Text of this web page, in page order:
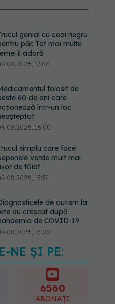
genial cu ceai negru
păr. Tot mai multe
îl adoră
17:00
folosit de
60 de ani care
într-un loc
16:00
simplu care face
verde mult mai
de tăiat
15:32
de autism la
au crescut după
de COVID-19
15:00
Microplasticele pot
traversa bariera
placentară și modifica
08.08.2026, 18:00
NE ȘI PE:
6560
ABONAȚI